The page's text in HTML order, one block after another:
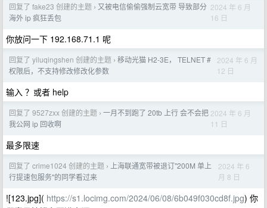
回复了 fake23 创建的主题 › 又被电信偷偷强制云宽带 导致部分
海外 ip 疯狂丢包
2024 年 6 月
16 日
你放问一下 192.168.71.1 呢
回复了 yiluqingshen 创建的主题 › 移动光猫 H2-3E， TELNET #
权限后，不支持修改修改化参数
2024 年 6 月
12 日
输入 ？或者 help
回复了 9527zxx 创建的主题 › 一月不到跑了 20tb 上行 会不会把
我公网 ip 回收啊
2024 年 6 月
11 日
最多限速
回复了 crime1024 创建的主题 ›
上海联通宽带被退订"200M 单上
行提速包服务"的同学看过来
2024 年 6
月 8 日
![123.jpg]( https://s1.locimg.com/2024/06/08/6b049f030cd8f.jpg) 你